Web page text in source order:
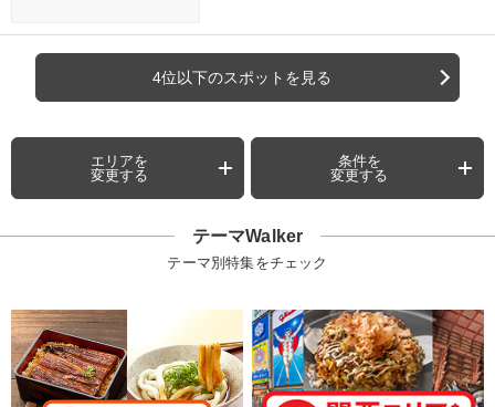
4位以下のスポットを見る
エリアを
変更する
条件を
変更する
テーマWalker
テーマ別特集をチェック